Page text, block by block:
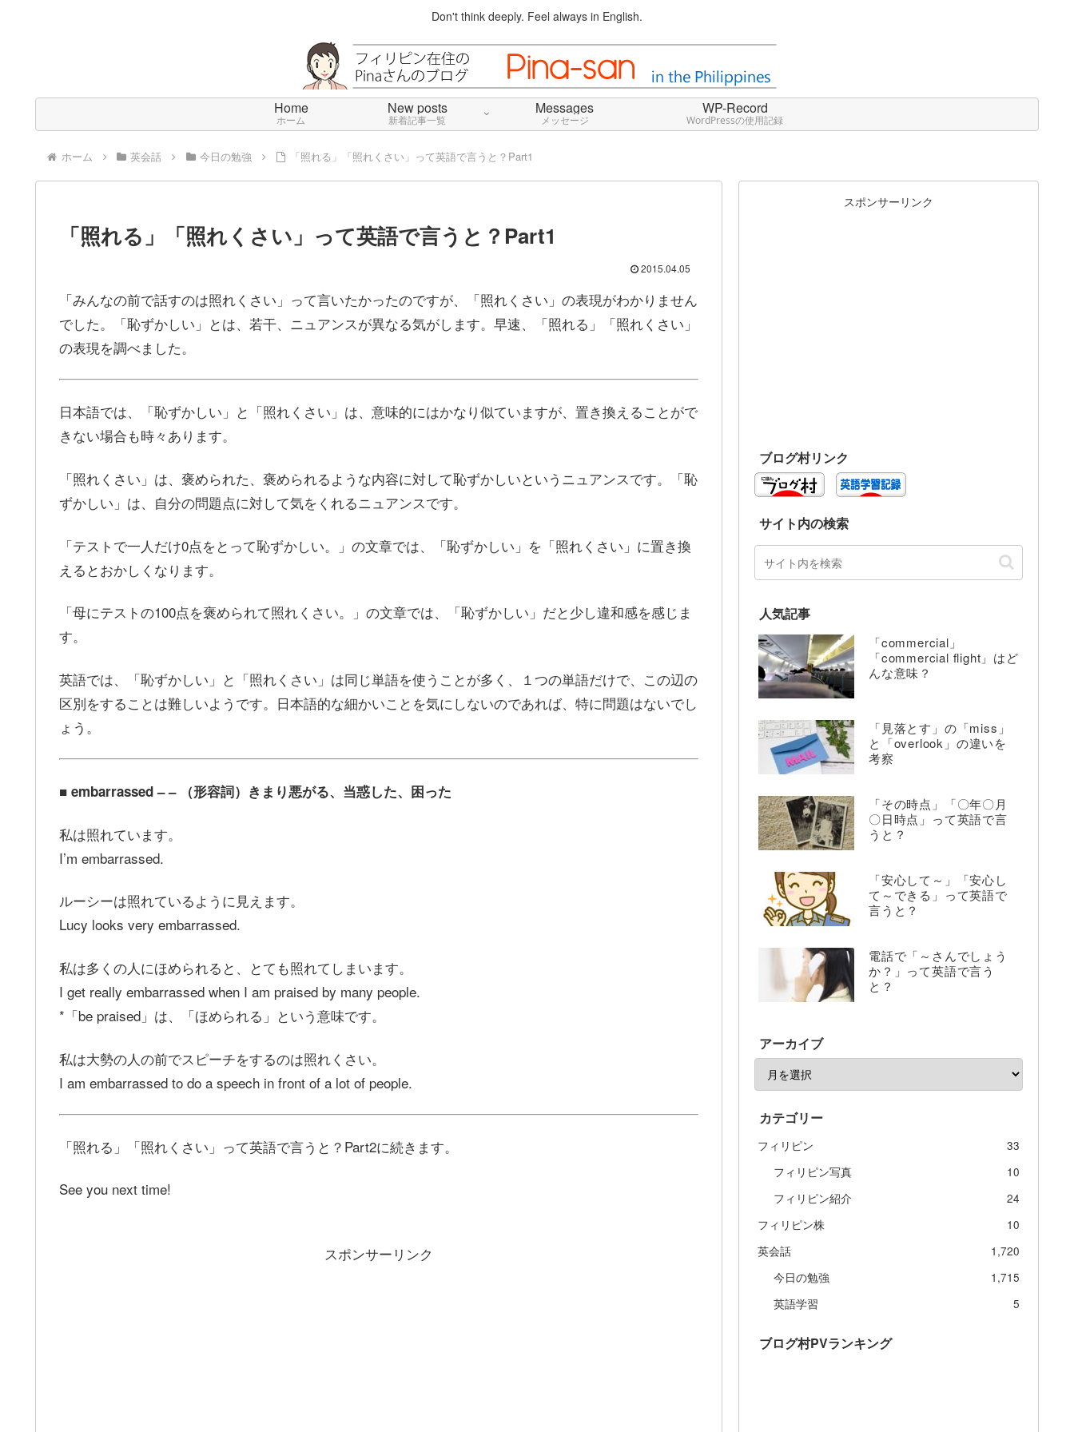
Don't think deeply. Feel always in English.
Home
ホーム
New posts
新着記事一覧
Messages
メッセージ
WP-Record
WordPressの使用記録
ホーム 英会話 今日の勉強 「照れる」「照れくさい」って英語で言うと？Part1
「照れる」「照れくさい」って英語で言うと？Part1
2015.04.05
「みんなの前で話すのは照れくさい」って言いたかったのですが、「照れくさい」の表現がわかりません
でした。「恥ずかしい」とは、若干、ニュアンスが異なる気がします。早速、「照れる」「照れくさい」
の表現を調べました。
日本語では、「恥ずかしい」と「照れくさい」は、意味的にはかなり似ていますが、置き換えることがで
きない場合も時々あります。
「照れくさい」は、褒められた、褒められるような内容に対して恥ずかしいというニュアンスです。「恥
ずかしい」は、自分の問題点に対して気をくれるニュアンスです。
「テストで一人だけ0点をとって恥ずかしい。」の文章では、「恥ずかしい」を「照れくさい」に置き換
えるとおかしくなります。
「母にテストの100点を褒められて照れくさい。」の文章では、「恥ずかしい」だと少し違和感を感じま
す。
英語では、「恥ずかしい」と「照れくさい」は同じ単語を使うことが多く、１つの単語だけで、この辺の
区別をすることは難しいようです。日本語的な細かいことを気にしないのであれば、特に問題はないでし
ょう。
■ embarrassed – – （形容詞）きまり悪がる、当惑した、困った
私は照れています。
I’m embarrassed.
ルーシーは照れているように見えます。
Lucy looks very embarrassed.
私は多くの人にほめられると、とても照れてしまいます。
I get really embarrassed when I am praised by many people.
*「be praised」は、「ほめられる」という意味です。
私は大勢の人の前でスピーチをするのは照れくさい。
I am embarrassed to do a speech in front of a lot of people.
「照れる」「照れくさい」って英語で言うと？Part2に続きます。
See you next time!
スポンサーリンク
スポンサーリンク
ブログ村リンク
サイト内の検索
人気記事
「commercial」
「commercial flight」はど
んな意味？
「見落とす」の「miss」
と「overlook」の違いを
考察
「その時点」「〇年〇月
〇日時点」って英語で言
うと？
「安心して～」「安心し
て～できる」って英語で
言うと？
電話で「～さんでしょう
か？」って英語で言う
と？
アーカイブ
カテゴリー
フィリピン
33
フィリピン写真
10
フィリピン紹介
24
フィリピン株
10
英会話
1,720
今日の勉強
1,715
英語学習
5
ブログ村PVランキング